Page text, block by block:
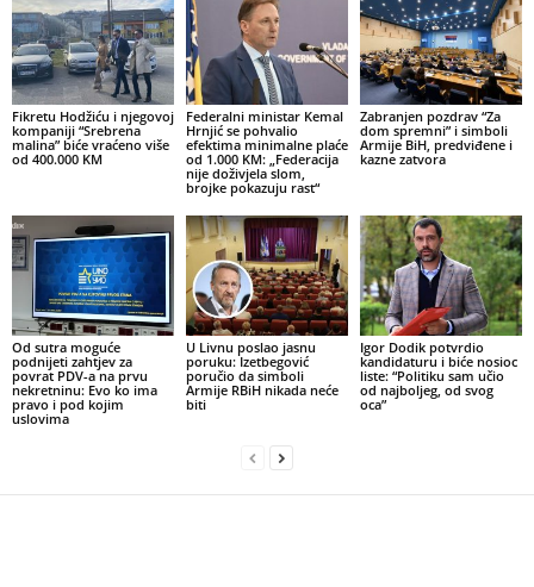
Fikretu Hodžiću i njegovoj
kompaniji “Srebrena
malina” biće vraćeno više
od 400.000 KM
Federalni ministar Kemal
Hrnjić se pohvalio
efektima minimalne plaće
od 1.000 KM: „Federacija
nije doživjela slom,
brojke pokazuju rast“
Zabranjen pozdrav “Za
dom spremni” i simboli
Armije BiH, predviđene i
kazne zatvora
Od sutra moguće
podnijeti zahtjev za
povrat PDV-a na prvu
nekretninu: Evo ko ima
pravo i pod kojim
uslovima
U Livnu poslao jasnu
poruku: Izetbegović
poručio da simboli
Armije RBiH nikada neće
biti
Igor Dodik potvrdio
kandidaturu i biće nosioc
liste: “Politiku sam učio
od najboljeg, od svog
oca”